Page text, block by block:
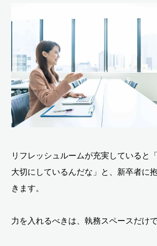
リフレッシュルームが充実していると
大切にしているんだな」と、新卒者に
きます。
力を入れるべきは、執務スペースだけ